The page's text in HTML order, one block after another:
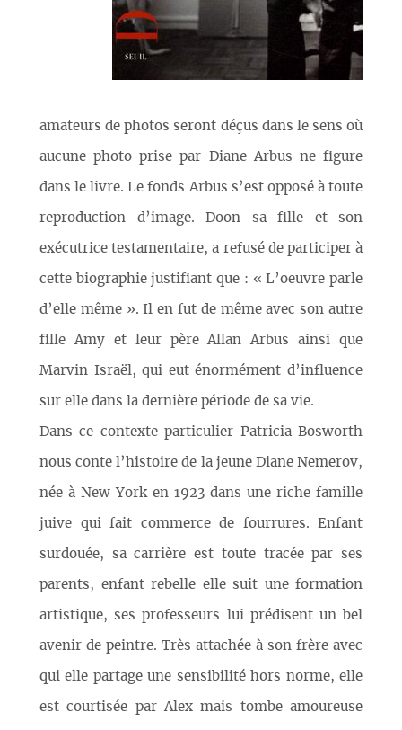
amateurs de photos seront déçus dans le sens où
aucune photo prise par Diane Arbus ne figure
dans le livre. Le fonds Arbus s’est opposé à toute
reproduction d’image. Doon sa fille et son
exécutrice testamentaire, a refusé de participer à
cette biographie justifiant que : « L’oeuvre parle
d’elle même ». Il en fut de même avec son autre
fille Amy et leur père Allan Arbus ainsi que
Marvin Israël, qui eut énormément d’influence
sur elle dans la dernière période de sa vie.
Dans ce contexte particulier Patricia Bosworth
nous conte l’histoire de la jeune Diane Nemerov,
née à New York en 1923 dans une riche famille
juive qui fait commerce de fourrures. Enfant
surdouée, sa carrière est toute tracée par ses
parents, enfant rebelle elle suit une formation
artistique, ses professeurs lui prédisent un bel
avenir de peintre. Très attachée à son frère avec
qui elle partage une sensibilité hors norme, elle
est courtisée par Alex mais tombe amoureuse